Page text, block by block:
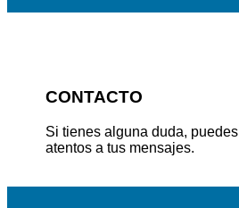
CONTACTO
Si tienes alguna duda,
atentos a tus mensajes.